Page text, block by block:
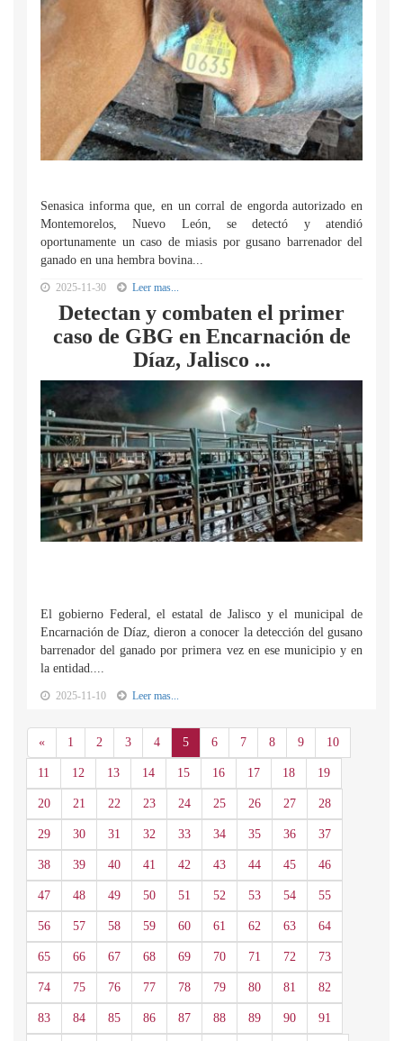
Senasica informa que, en un corral de engorda autorizado en
Montemorelos, Nuevo León, se detectó y atendió
oportunamente un caso de miasis por gusano barrenador del
ganado en una hembra bovina...
2025-11-30 Leer mas...
Detectan y combaten el primer
caso de GBG en Encarnación de
Díaz, Jalisco ...
El gobierno Federal, el estatal de Jalisco y el municipal de
Encarnación de Díaz, dieron a conocer la detección del gusano
barrenador del ganado por primera vez en ese municipio y en
la entidad....
2025-11-10 Leer mas...
«Anterior
1 2 3 4 5 6 7 8 9 10
11 12 13 14 15 16 17 18 19
20 21 22 23 24 25 26 27 28
29 30 31 32 33 34 35 36 37
38 39 40 41 42 43 44 45 46
47 48 49 50 51 52 53 54 55
56 57 58 59 60 61 62 63 64
65 66 67 68 69 70 71 72 73
74 75 76 77 78 79 80 81 82
83 84 85 86 87 88 89 90 91